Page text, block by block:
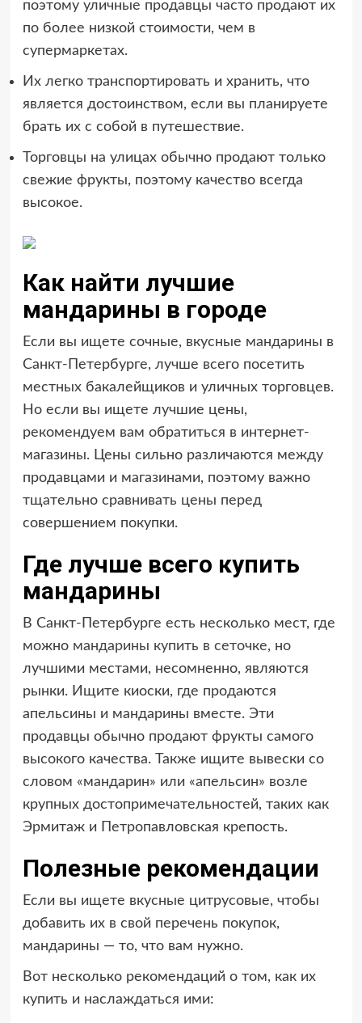
поэтому уличные продавцы часто продают их
по более низкой стоимости, чем в
супермаркетах.
Их легко транспортировать и хранить, что
является достоинством, если вы планируете
брать их с собой в путешествие.
Торговцы на улицах обычно продают только
свежие фрукты, поэтому качество всегда
высокое.
Как найти лучшие
мандарины в городе
Если вы ищете сочные, вкусные мандарины в
Санкт-Петербурге, лучше всего посетить
местных бакалейщиков и уличных торговцев.
Но если вы ищете лучшие цены,
рекомендуем вам обратиться в интернет-
магазины. Цены сильно различаются между
продавцами и магазинами, поэтому важно
тщательно сравнивать цены перед
совершением покупки.
Где лучше всего купить
мандарины
В Санкт-Петербурге есть несколько мест, где
можно мандарины купить в сеточке, но
лучшими местами, несомненно, являются
рынки. Ищите киоски, где продаются
апельсины и мандарины вместе. Эти
продавцы обычно продают фрукты самого
высокого качества. Также ищите вывески со
словом «мандарин» или «апельсин» возле
крупных достопримечательностей, таких как
Эрмитаж и Петропавловская крепость.
Полезные рекомендации
Если вы ищете вкусные цитрусовые, чтобы
добавить их в свой перечень покупок,
мандарины — то, что вам нужно.
Вот несколько рекомендаций о том, как их
купить и наслаждаться ими: